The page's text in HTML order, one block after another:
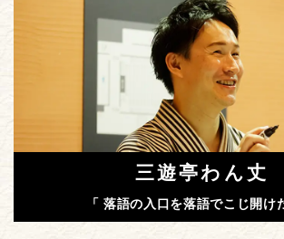
三遊亭わん丈
「 落語の入口を落語でこじ開け